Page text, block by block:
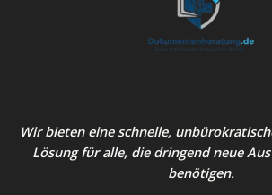
Wir bieten eine schnelle,
Lösung für alle, die dringend neue
benötigen.